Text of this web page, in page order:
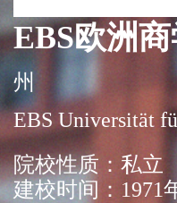
EBS欧洲
州
EBS Universität
院校性质：私立
建校时间：1971